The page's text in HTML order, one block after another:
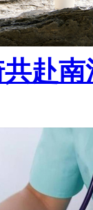
赴